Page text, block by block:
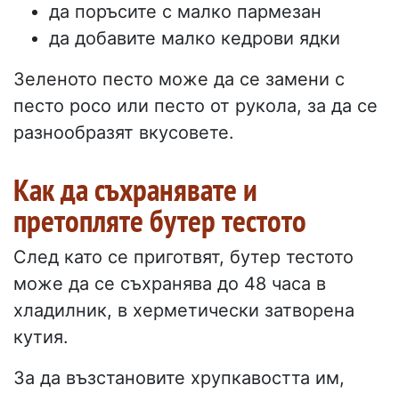
да поръсите с малко пармезан
да добавите малко кедрови ядки
Зеленото песто може да се замени с
песто росо или песто от рукола, за да се
разнообразят вкусовете.
Как да съхранявате и
претопляте бутер тестото
След като се приготвят, бутер тестото
може да се съхранява до 48 часа в
хладилник, в херметически затворена
кутия.
За да възстановите хрупкавостта им,